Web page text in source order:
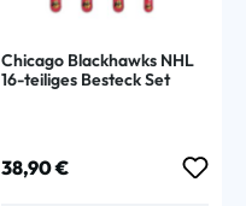
Chicago Blackhawks NHL
16-teiliges Besteck Set
Regulärer Preis:
38,90 €